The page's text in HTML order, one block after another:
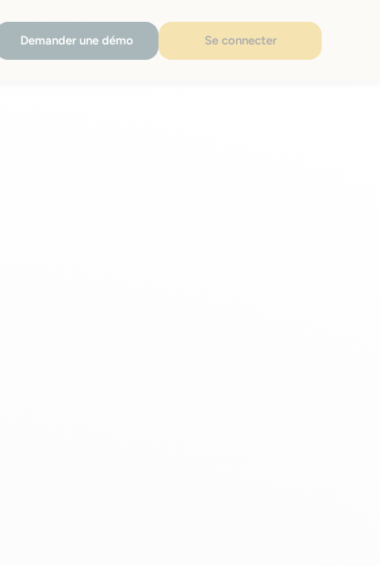
Demander une démo Se connecter